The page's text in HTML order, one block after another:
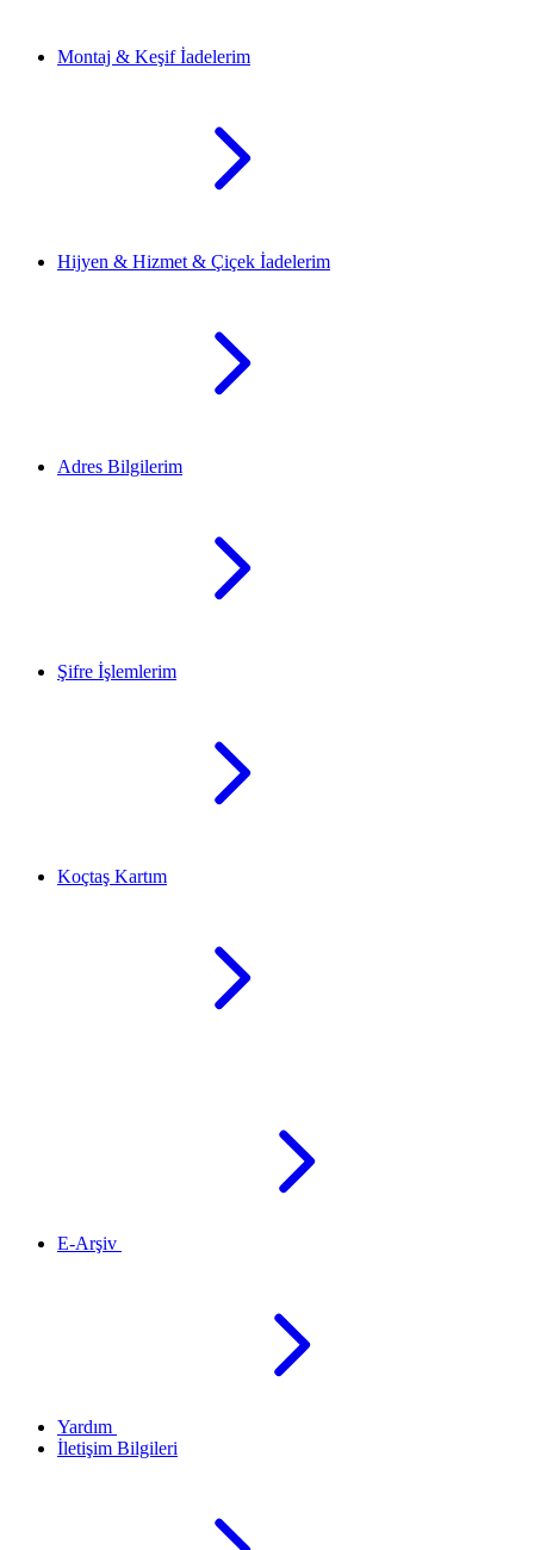
Montaj & Keşif İadelerim
Hijyen & Hizmet & Çiçek İadelerim
Adres Bilgilerim
Şifre İşlemlerim
Koçtaş Kartım
E-Arşiv
Yardım
İletişim Bilgileri